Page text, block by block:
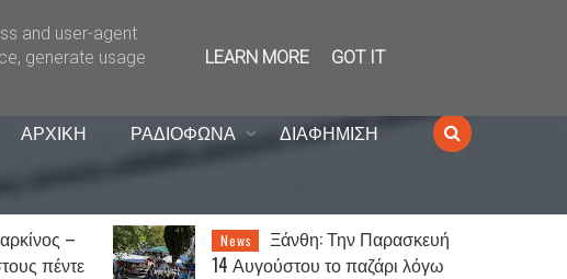
ΑΡΧΙΚΗ ΡΑΔΙΟΦΩΝΑ ΔΙΑΦΗΜΙΣΗ
–
πέντε
News
Ξάνθη: Την Παρασκευή
14 Αυγούστου το παζάρι λόγω
and user-agent
generate usage
LEARN MORE GOT IT